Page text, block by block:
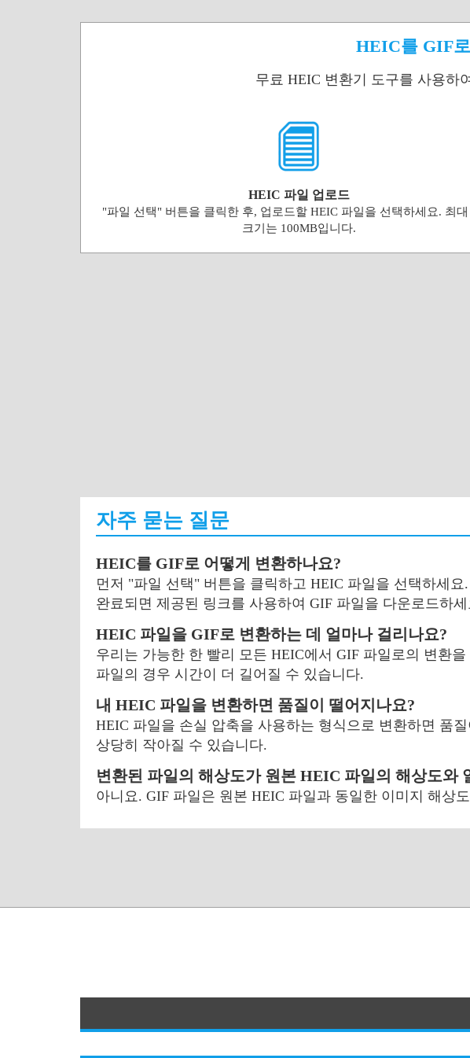
HEIC를 GIF
무료 HEIC 변환기 도구를 사용하
HEIC 파일 업로드
"파일 선택" 버튼을 클릭한 후, 업로드할 HEIC 파일을 선택하세요. 최대
크기는 100MB입니다.
자주 묻는 질문
HEIC를 GIF로 어떻게 변환하나요?
먼저 "파일 선택" 버튼을 클릭하고 HEIC 파일을 선택하세
완료되면 제공된 링크를 사용하여 GIF 파일을 다운로드하세
HEIC 파일을 GIF로 변환하는 데 얼마나 걸리나요?
우리는 가능한 한 빨리 모든 HEIC에서 GIF 파일로의 변환
파일의 경우 시간이 더 길어질 수 있습니다.
내 HEIC 파일을 변환하면 품질이 떨어지나요?
HEIC 파일을 손실 압축을 사용하는 형식으로 변환하면 품
상당히 작아질 수 있습니다.
변환된 파일의 해상도가 원본 HEIC 파일의 해상도와
아니요. GIF 파일은 원본 HEIC 파일과 동일한 이미지 해상